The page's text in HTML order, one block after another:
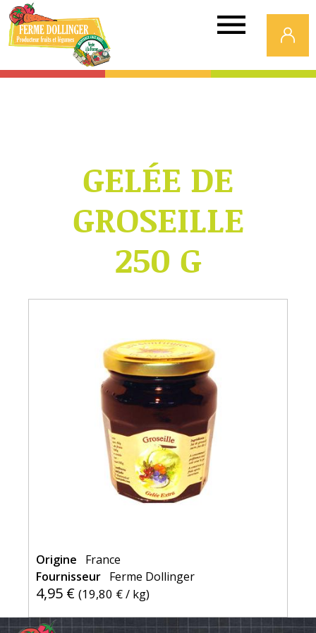
GELÉE DE
GROSEILLE
250 G
Origine
France
Fournisseur Ferme Dollinger
4,95 € (19,80 €/ kg)